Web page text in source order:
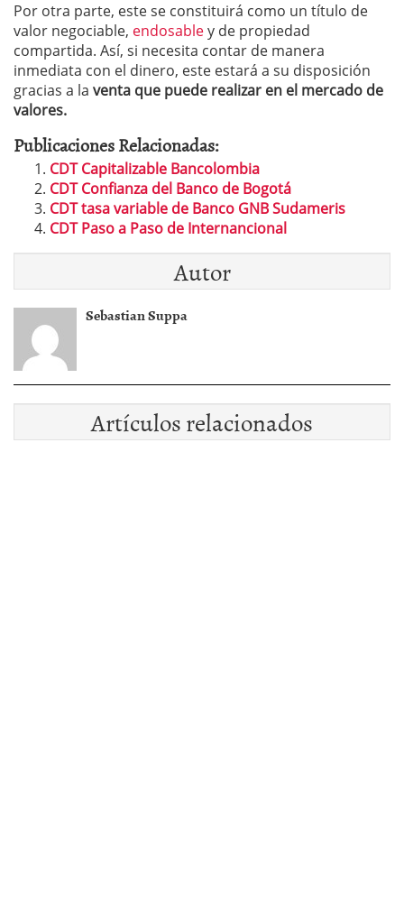
Por otra parte, este se constituirá como un título de
valor negociable, endosabley de propiedad
compartida. Así, si necesita contar de manera
inmediata con el dinero, este estará a su disposición
gracias a la venta que puede realizar en el mercado de
valores.
Publicaciones Relacionadas:
CDT Capitalizable Bancolombia
CDT Confianza del Banco de Bogotá
CDT tasa variable de Banco GNB Sudameris
CDT Paso a Paso de Internancional
Autor
Sebastian Suppa
Artículos relacionados